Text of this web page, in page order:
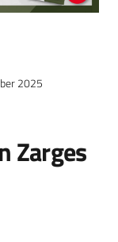
2025
Zarges